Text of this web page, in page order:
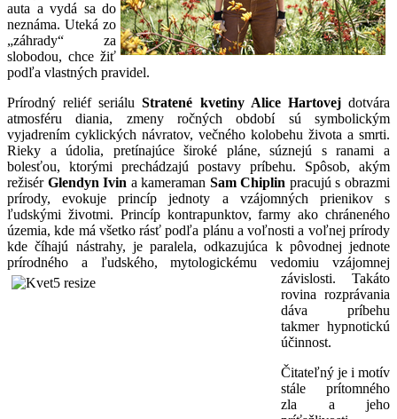
auta a vydá sa do
neznáma. Uteká zo
„záhrady“ za
slobodou, chce žiť
podľa vlastných pravidel.
Prírodný reliéf seriáluStratené kvetiny Alice Hartovejdotvára
atmosféru diania, zmeny ročných období sú symbolickým
vyjadrením cyklických návratov, večného kolobehu života a smrti.
Rieky a údolia, pretínajúce široké pláne, súznejú s ranami a
bolesťou, ktorými prechádzajú postavy príbehu. Spôsob, akým
režisér Glendyn Ivin a kameraman Sam Chiplin pracujú s obrazmi
prírody, evokuje princíp jednoty a vzájomných prienikov s
ľudskými životmi. Princíp kontrapunktov, farmy ako chráneného
územia, kde má všetko rásť podľa plánu a voľnosti a voľnej prírody
kde číhajú nástrahy, je paralela, odkazujúca k pôvodnej jednote
prírodného a ľudského, mytologickému vedomiu vzájomnej
závislosti. Takáto
rovina rozprávania
dáva príbehu
takmer hypnotickú
účinnost.
Čitateľný je i motív
stále prítomného
zla a jeho